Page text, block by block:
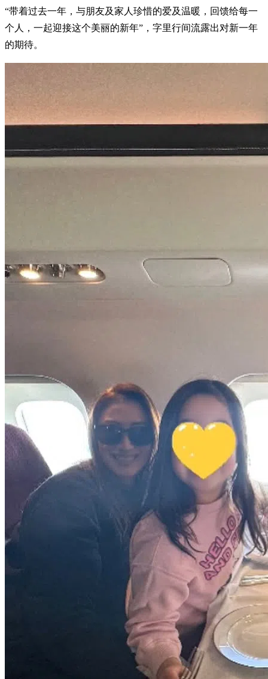
“带着过去一年，与朋友及家人珍惜的爱及温暖，回馈给每一
个人，一起迎接这个美丽的新年”，字里行间流露出对新一年
的期待。